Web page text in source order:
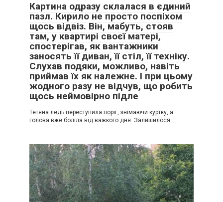
Картина одразу склалася в єдиний
пазл. Кирило не просто поспіхом
щось відвіз. Він, мабуть, стояв
там, у квартирі своєї матері,
спостерігав, як вантажники
заносять її диван, її стіл, її техніку.
Слухав подяки, можливо, навіть
приймав їх як належне. І при цьому
жодного разу не відчув, що робить
щось неймовірно підле
Тетяна ледь переступила поріг, знімаючи куртку, а
голова вже боліла від важкого дня. Залишилося